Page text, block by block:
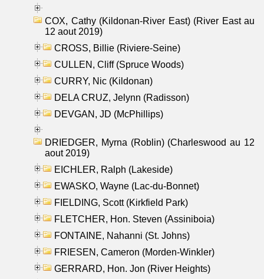
COX, Cathy (Kildonan-River East) (River East au
12 aout 2019)
CROSS, Billie (Riviere-Seine)
CULLEN, Cliff (Spruce Woods)
CURRY, Nic (Kildonan)
DELA CRUZ, Jelynn (Radisson)
DEVGAN, JD (McPhillips)
DRIEDGER, Myrna (Roblin) (Charleswood au 12
aout 2019)
EICHLER, Ralph (Lakeside)
EWASKO, Wayne (Lac-du-Bonnet)
FIELDING, Scott (Kirkfield Park)
FLETCHER, Hon. Steven (Assiniboia)
FONTAINE, Nahanni (St. Johns)
FRIESEN, Cameron (Morden-Winkler)
GERRARD, Hon. Jon (River Heights)